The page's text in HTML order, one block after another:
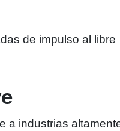
de impulso al libre
a industrias